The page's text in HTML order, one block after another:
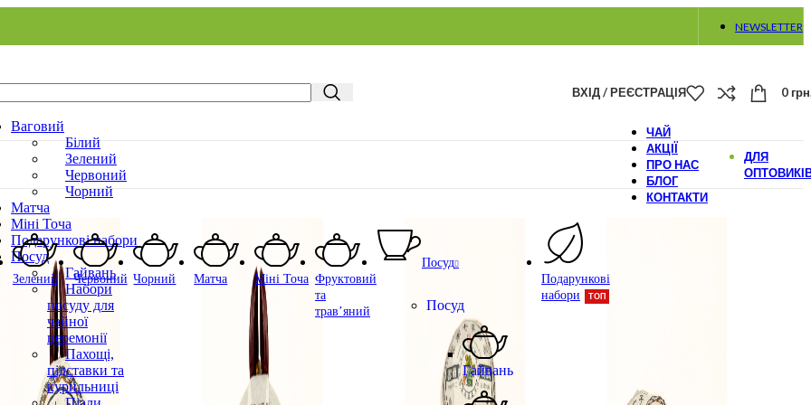
NEWSLETTER
Ваговий
Білий
Зелений
Червоний
Чорний
Матча
Міні Точа
Подарункові набори
Посуд
Гайвань
Набори
посуду для
чайної
церемонії
Пахощі,
підставки та
курильниці
ВХІД / РЕЄСТРАЦІЯ 0
Зелений Червоний Чорний Матча Міні Точа Фруктовий
та
трав’яний
Посуд
Посуд
Гайвань
Подарункові
набори
ТОП
ЧАЙ
АКЦІЇ
ПРО НАС
БЛОГ
КОНТАКТИ
ДЛЯ